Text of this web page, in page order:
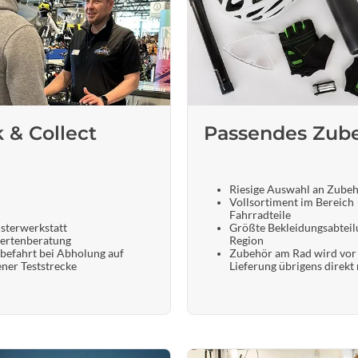
Sportourer
Tenways
Topeak
Widek
Yazoo
& Collect
bei Abholung auf
Teststrecke
Passendes
Riesige Auswahl an
Vollsortiment im Bereich
Fahrradteile
Größte
Region
Zubehör am Rad wird vor
Lieferung übrigens